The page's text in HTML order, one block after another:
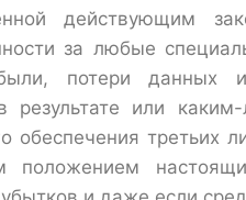
действующим
за любые
потери
результате или
обеспечения третьих